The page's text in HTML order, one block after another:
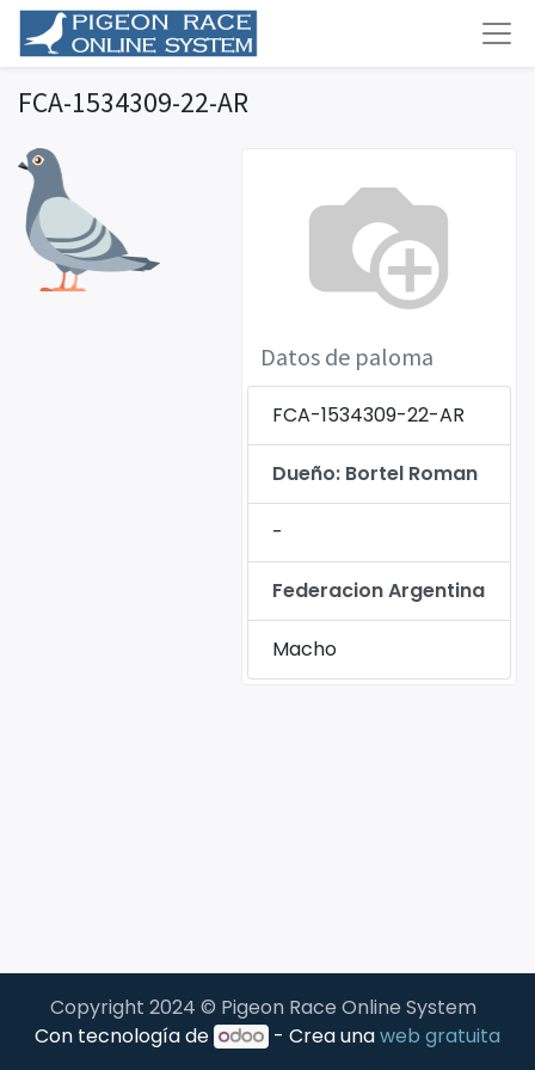
FCA-1534309-22-AR
Datos de paloma
FCA-1534309-22-AR
Dueño: Bortel Roman
-
Federacion Argentina
Macho
Copyright 2024 © Pigeon Race Online System
Con tecnología de
- Crea unaweb gratuita